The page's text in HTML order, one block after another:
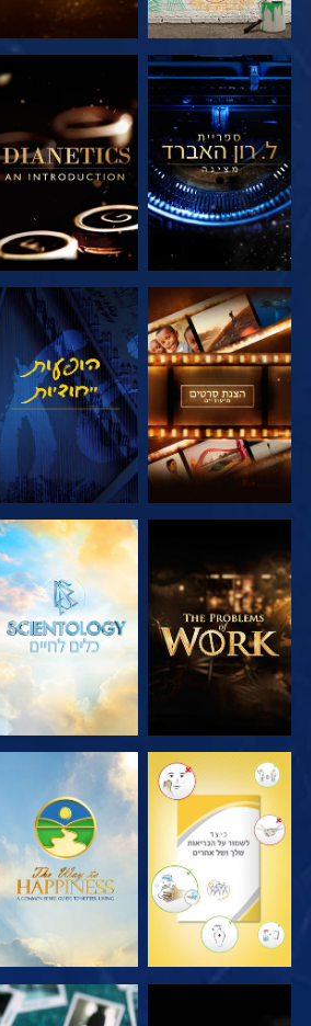
בדוק את הסדרה בדוק את הסדרה
בדוק את הסדרה צפה
בדוק את הסדרה בדוק את הסדרה
צפה צפה